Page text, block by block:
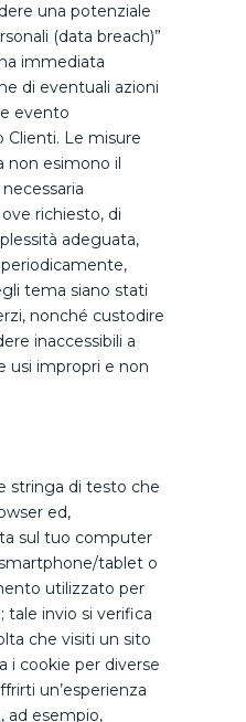
una potenziale
(data breach)”
immediata
di eventuali azioni
evento
Clienti. Le misure
non esimono il
richiesto, di
adeguata,
tema siano stati
nonché custodire
inaccessibili a
usi impropri e non
stringa di testo che
ed,
sul tuo computer
tablet o
utilizzato per
tale invio si verifica
che visiti un sito
i cookie per diverse
un’esperienza
ad esempio,